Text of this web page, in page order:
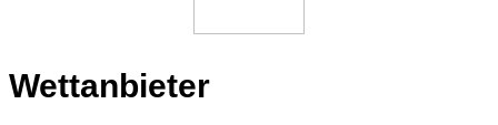
Wettanbieter